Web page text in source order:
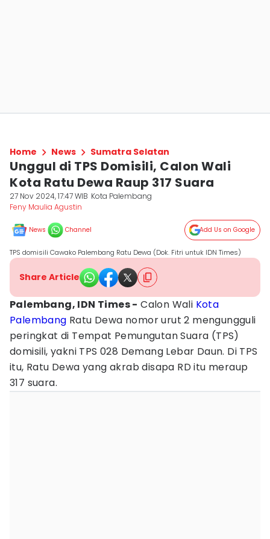
Home News Sumatra Selatan
Unggul di TPS Domisili, Calon Wali
Kota Ratu Dewa Raup 317 Suara
27 Nov 2024, 17:47 WIB Kota Palembang
Feny Maulia Agustin
News Channel Add Us on Google
TPS domisili Cawako Palembang Ratu Dewa (Dok. Fitri untuk IDN Times)
Share Article
Palembang, IDN Times - Calon Wali Kota
Palembang Ratu Dewa nomor urut 2 mengungguli
peringkat di Tempat Pemungutan Suara (TPS)
domisili, yakni TPS 028 Demang Lebar Daun. Di TPS
itu, Ratu Dewa yang akrab disapa RD itu meraup
317 suara.